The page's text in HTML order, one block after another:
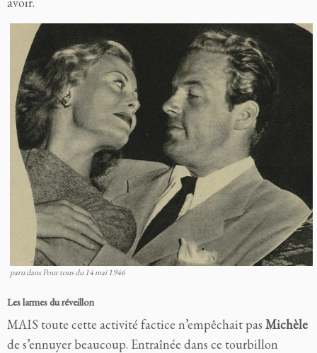
paru dans Pour tous du 14 mai 1946
Les larmes du réveillon
MAIS toute cette activité factice n’empêchait pas Michèle
de s’ennuyer beaucoup. Entraînée dans ce tourbillon